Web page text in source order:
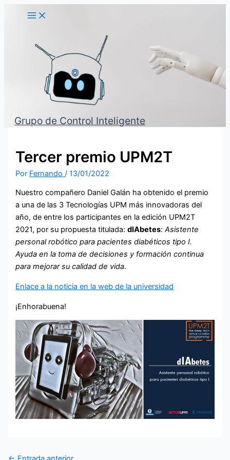
Grupo de Control Inteligente
Tercer premio UPM2T
Por Fernando/13/01/2022
Nuestro compañero Daniel Galán ha obtenido el premio
a una de las 3 Tecnologías UPM más innovadoras del
año, de entre los participantes en la edición UPM2T
2021, por su propuesta titulada:dIAbetes:Asistente
personal robótico para pacientes diabéticos tipo I.
Ayuda en la toma de decisiones y formación continua
para mejorar su calidad de vida.
Enlace a la noticia en la web de la universidad
¡Enhorabuena!